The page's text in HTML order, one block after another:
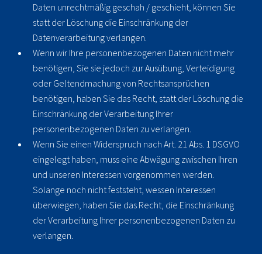
Daten unrechtmäßig geschah / geschieht, können Sie
statt der Löschung die Einschränkung der
Datenverarbeitung verlangen.
Wenn wir Ihre personenbezogenen Daten nicht mehr
benötigen, Sie sie jedoch zur Ausübung, Verteidigung
oder Geltendmachung von Rechtsansprüchen
benötigen, haben Sie das Recht, statt der Löschung die
Einschränkung der Verarbeitung Ihrer
personenbezogenen Daten zu verlangen.
Wenn Sie einen Widerspruch nach Art. 21 Abs. 1 DSGVO
eingelegt haben, muss eine Abwägung zwischen Ihren
und unseren Interessen vorgenommen werden.
Solange noch nicht feststeht, wessen Interessen
überwiegen, haben Sie das Recht, die Einschränkung
der Verarbeitung Ihrer personenbezogenen Daten zu
verlangen.